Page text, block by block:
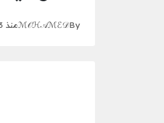
By
ℳ𝒪ℋ𝒜ℳℰ𝒟منذ 3 أعوام